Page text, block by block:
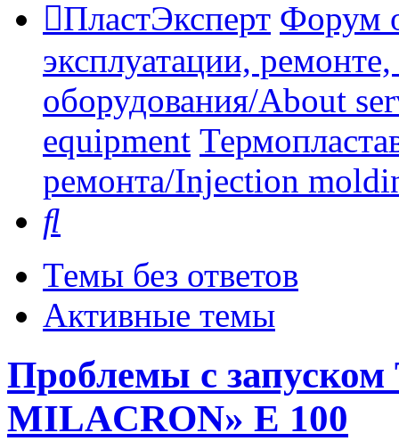
ПластЭксперт Форум
эксплуатации,
оборудования/About
equipment
ремонта/Injection
Темы без ответов
Активные темы
Проблемы с
MILACRON» E 100